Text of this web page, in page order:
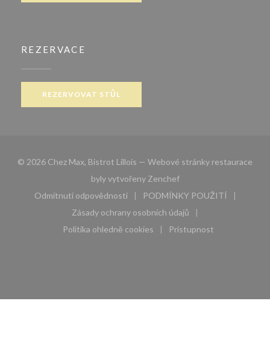
REZERVACE
REZERVOVAT STŮL
© 2026 Chez Max, Bistrot Lillois — Webové stránky restaurace
byly vytvořeny Zenchef((otevře se v novém
Odmítnutí odpovědnosti
((otevře se v novém okně))
PODMÍNKY POUŽITÍ
((otevře se v novém
Zásady ochrany osobních údajů
((otevře se v novém okně))
Politika ohledně cookies
((otevře se v novém okně))
Pristupnost
((otevře se v novém